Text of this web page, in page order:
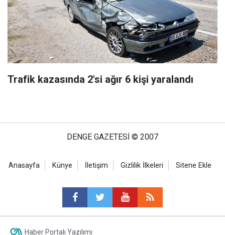
Trafik kazasında 2'si ağır 6 kişi yaralandı
DENGE GAZETESİ © 2007
Anasayfa Künye İletişim Gizlilik İlkeleri Sitene Ekle
Haber Portalı Yazılımı